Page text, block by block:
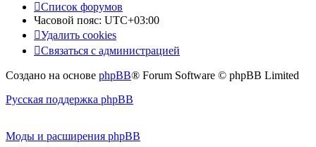
Список форумов
Часовой пояс: UTC+03:00
Удалить cookies
Связаться с администрацией
Создано на основе phpBB® Forum Software © phpBB Limited
Русская поддержка phpBB
Моды и расширения phpBB